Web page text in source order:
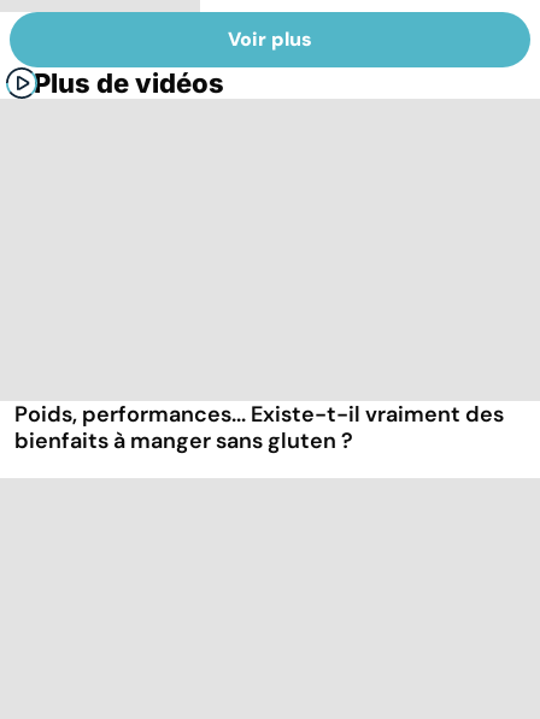
Voir plus
Plus de vidéos
Poids, performances... Existe-t-il vraiment des
bienfaits à manger sans gluten ?